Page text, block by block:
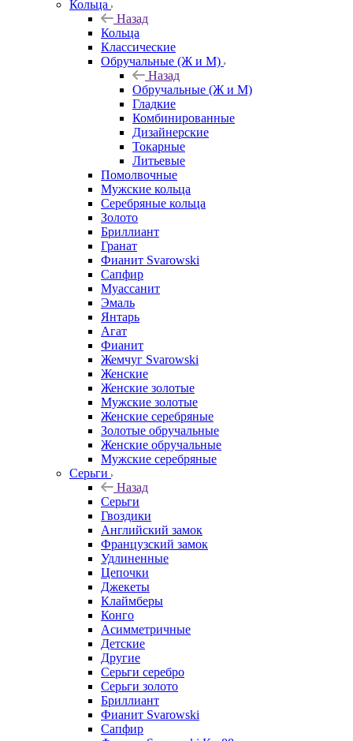
Кольца
Назад
Кольца
Классические
Обручальные (Ж и М)
Назад
Обручальные (Ж и М)
Гладкие
Комбинированные
Дизайнерские
Токарные
Литьевые
Помолвочные
Мужские кольца
Серебряные кольца
Золото
Бриллиант
Гранат
Фианит Svarowski
Сапфир
Муассанит
Эмаль
Янтарь
Агат
Фианит
Жемчуг Svarowski
Женские
Женские золотые
Мужские золотые
Женские серебряные
Золотые обручальные
Женские обручальные
Мужские серебряные
Серьги
Назад
Серьги
Гвоздики
Английский замок
Французский замок
Удлиненные
Цепочки
Джекеты
Клаймберы
Конго
Асимметричные
Детские
Другие
Серьги серебро
Серьги золото
Бриллиант
Фианит Svarowski
Сапфир